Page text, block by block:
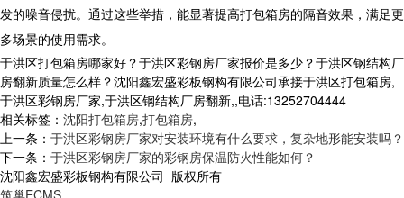
发的噪音侵扰。通过这些举措，能显著提高打包箱房的隔音效果，满足更
多场景的使用需求。
于洪区打包箱房哪家好？于洪区彩钢房厂家报价是多少？于洪区钢结构厂
房翻新质量怎么样？沈阳鑫宏盛彩板钢构有限公司承接于洪区打包箱房,
于洪区彩钢房厂家,于洪区钢结构厂房翻新,,电话:13252704444
相关标签： 沈阳打包箱房,打包箱房,
上一条： 于洪区彩钢房厂家对安装环境有什么要求，复杂地形能安装吗？
下一条： 于洪区彩钢房厂家的彩钢房保温防火性能如何？
沈阳鑫宏盛彩板钢构有限公司 版权所有